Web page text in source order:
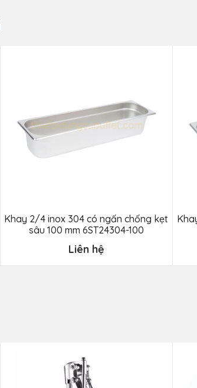
Khay 2/4 inox 304 có ngấn chống kẹt
sâu 100 mm 6ST24304-100
Liên hệ